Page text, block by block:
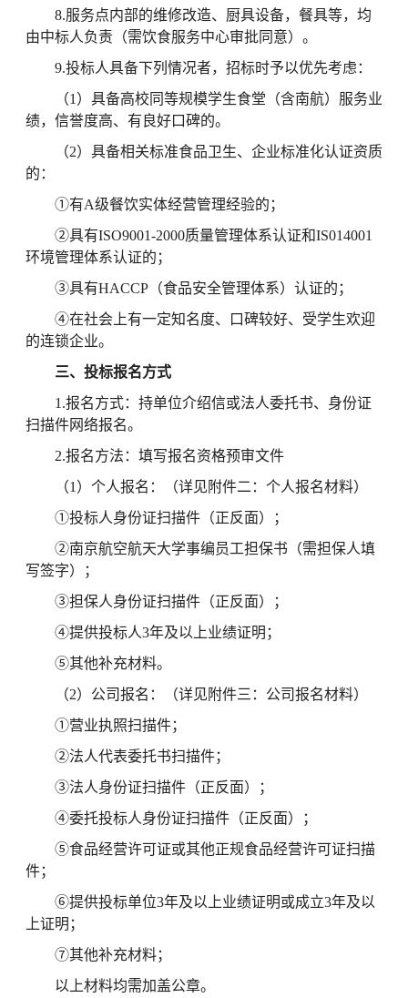
8.服务点内部的维修改造、厨具设备，餐具等，均
由中标人负责（需饮食服务中心审批同意）。
9.投标人具备下列情况者，招标时予以优先考虑：
（1）具备高校同等规模学生食堂（含南航）服务业
绩，信誉度高、有良好口碑的。
（2）具备相关标准食品卫生、企业标准化认证资质
的：
①有A级餐饮实体经营管理经验的；
②具有ISO9001-2000质量管理体系认证和IS014001
环境管理体系认证的；
③具有HACCP（食品安全管理体系）认证的；
④在社会上有一定知名度、口碑较好、受学生欢迎
的连锁企业。
三、 投标报名方式
1.报名方式：持单位介绍信或法人委托书、身份证
扫描件网络报名。
2.报名方法：填写报名资格预审文件
（1）个人报名：（详见附件二：个人报名材料）
①投标人身份证扫描件（正反面）；
②南京航空航天大学事编员工担保书（需担保人填
写签字）；
③担保人身份证扫描件（正反面）；
④提供投标人3年及以上业绩证明；
⑤其他补充材料。
（2）公司报名：（详见附件三：公司报名材料）
①营业执照扫描件；
②法人代表委托书扫描件；
③法人身份证扫描件（正反面）；
④委托投标人身份证扫描件（正反面）；
⑤食品经营许可证或其他正规食品经营许可证扫描
件；
⑥提供投标单位3年及以上业绩证明或成立3年及以
上证明；
⑦其他补充材料；
以上材料均需加盖公章。